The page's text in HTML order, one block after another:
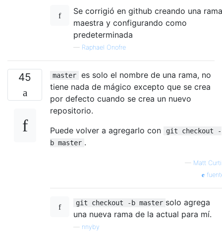
Se corrigió en github creando una rama
maestra y configurando como
predeterminada
— Raphael Onofre
45 master
es solo el nombre de una rama, no
tiene nada de mágico excepto que se crea
por defecto cuando se crea un nuevo
repositorio.
Puede volver a agregarlo con
git checkout -
b master .
— Matt
git checkout -b master solo agrega
una nueva rama de la actual para mí.
nnyby